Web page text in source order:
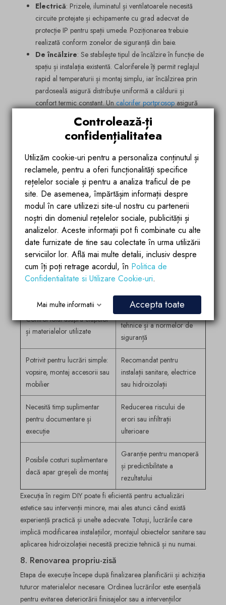
Electrică: Prizele, iluminatul și ventilatoarele necesită
circuite protejate și echipamente cu grad adecvat de
protecție IP pentru spații umede. Poziționarea trebuie
realizată conform zonelor de siguranță din baie.
De încălzire: Se stabilește tipul de încălzire în funcție de
spațiu și instalația existentă. Caloriferele îți permit reglajul
rapid al temperaturii și montaj simplu, iar încălzirea prin
pardoseală asigură distribuție uniformă a căldurii și
confort termic constant. Uncalorifer portprosopasigură
căldura necesară într-o baie de dimensiuni reduse.
7. Hotărăște cum execuți lucrările
costurile finale și calitatea rezultatului. Depinde doar de tine și
resursele propriii dacă optezi pentru DIY sau colaborezi cu o
echipă specializată. În ambele situații, există avantaje și
dezavantaje, dar în cazul instalațiilor și a hidroizolației de
obicei va fi necesar să colaborezi cu o echipă specializată.
Singur în sistem DIY
Cu o echipă de
profesioniști
Costuri inițiale mai reduse,
fără manoperă specializată
Execuție rapidă datorită
experienței și organizării
Control total asupra etapelor
și materialelor utilizate
Respectarea standardelor
tehnice și a normelor de
siguranță
Potrivit pentru lucrări simple:
vopsire, montaj accesorii sau
mobilier
Recomandat pentru
instalații sanitare, electrice
sau hidroizolații
Necesită timp suplimentar
pentru documentare și
execuție
Reducerea riscului de
erori sau infiltrații
ulterioare
Posibile costuri suplimentare
dacă apar greșeli de montaj
Garanție pentru manoperă
și predictibilitate a
rezultatului
Execuția în regim DIY poate fi eficientă pentru actualizări
estetice sau intervenții minore, mai ales atunci când există
experiență practică și unelte adecvate. Totuși, lucrările care
implică modificarea instalațiilor, montajul obiectelor sanitare sau
aplicarea hidroizolației necesită precizie tehnică și nu numai.
8. Renovarea propriu-zisă
Etapa de execuție începe după finalizarea planificării și achiziția
tuturor materialelor necesare. Ordinea lucrărilor este esențială
pentru evitarea deteriorării finisajelor sau a intervențiilor
Controlează-ți
confidențialitatea
Utilizăm cookie-uri pentru a personaliza conținutul și
reclamele, pentru a oferi funcționalități specifice
rețelelor sociale și pentru a analiza traficul de pe
site. De asemenea, împărtășim informații despre
modul în care utilizezi site-ul nostru cu partenerii
noștri din domeniul rețelelor sociale, publicității și
analizelor. Aceste informații pot fi combinate cu alte
date furnizate de tine sau colectate în urma utilizării
serviciilor lor. Află mai multe detalii, inclusiv despre
cum îți poți retrage acordul, în Politica de
Confidentialitate si Utilizare Cookie-uri.
Mai multe informatii Accepta toate